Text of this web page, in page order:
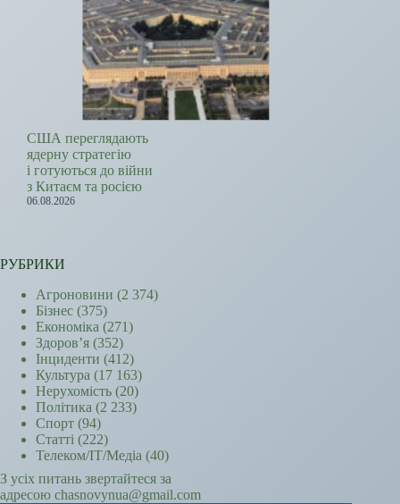
США переглядають
ядерну стратегію
і готуються до війни
з Китаєм та росією
06.08.2026
РУБРИКИ
Агроновини (2 374)
Бізнес (375)
Економіка (271)
Здоров’я (352)
Інциденти (412)
Культура (17 163)
Нерухомість (20)
Політика (2 233)
Спорт (94)
Статті (222)
Телеком/ІТ/Медіа (40)
З усіх питань звертайтеся за
адресою chasnovynua@gmail.com